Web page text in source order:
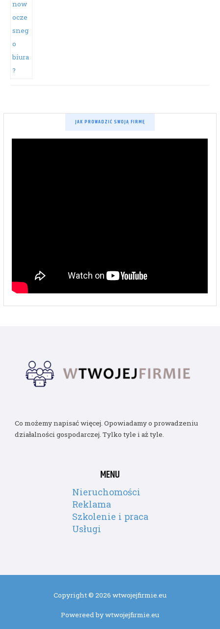
JAK PROWADZIĆ SWOJĄ FIRMĘ
Co możemy napisać więcej. Opowiadamy o prowadzeniu
działalności gospodarczej. Tylko tyle i aż tyle.
MENU
Nieruchomości
Reklama
Szkolenie i praca
Usługi
Copyright © 2026 wtwojejfirmie.eu
Powereed by wtwojejfirmie.eu